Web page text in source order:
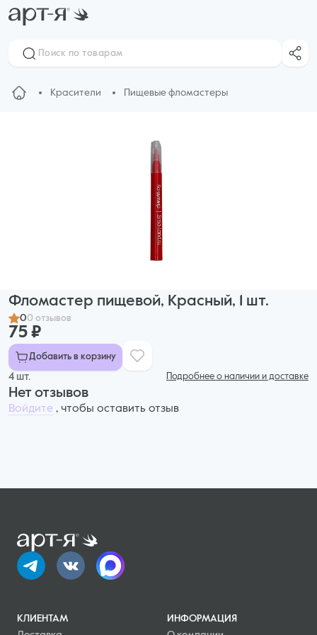
Красители Пищевые фломастеры
Фломастер пищевой, Красный, 1 шт.
00 отзывов
75 ₽
Добавить в корзину
4 шт. Подробнее о наличии и доставке
Нет отзывов
Войдите , чтобы оставить отзыв
КЛИЕНТАМ
ИНФОРМАЦИЯ